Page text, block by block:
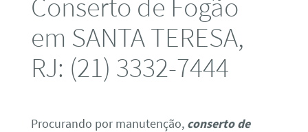
em SANTA TERESA,
RJ: (21) 3332-7444
Procurando por manutenção, conserto de